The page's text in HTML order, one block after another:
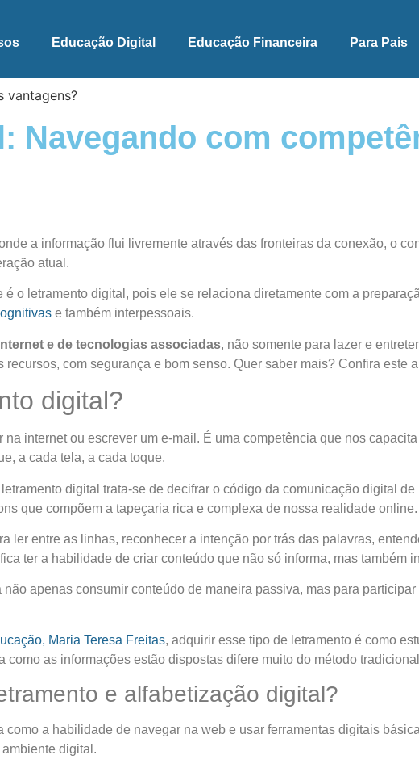
Educação Digital Educação Financeira Para Pais
Navegando com
a informação flui livremente através das fronteiras da conexão, o
atual.
é o letramento digital, pois ele se relaciona diretamente com a
e também interpessoais.
e de tecnologias associadas, não somente para lazer e
com segurança e bom senso. Quer saber mais? Confira este
digital?
internet ou escrever um e-mail. É uma competência que nos
a cada tela, a cada toque.
letramento digital trata-se de decifrar o código da comunicação digital
que compõem a tapeçaria rica e complexa de nossa realidade online.
ler entre as linhas, reconhecer a intenção por trás das palavras,
ter a habilidade de criar conteúdo que não só informa, mas também
apenas consumir conteúdo de maneira passiva, mas para
Maria Teresa Freitas, adquirir esse tipo de letramento é como
como as informações estão dispostas difere muito do método
e alfabetização digital?
a habilidade de navegar na web e usar ferramentas digitais
digital.